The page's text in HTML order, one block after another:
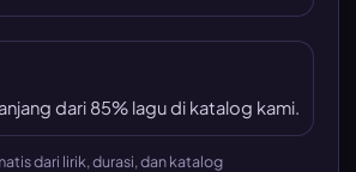
dari 85% lagu di katalog kami.
dari lirik, durasi, dan katalog